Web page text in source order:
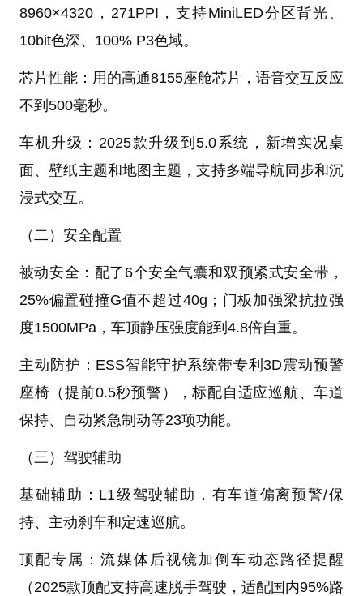
8960×4320，271PPI，支持MiniLED分区背光、
10bit色深、100% P3色域。
芯片性能：用的高通8155座舱芯片，语音交互反应
不到500毫秒。
车机升级：2025款升级到5.0系统，新增实况桌
面、壁纸主题和地图主题，支持多端导航同步和沉
浸式交互。
（二）安全配置
被动安全：配了6个安全气囊和双预紧式安全带，
25%偏置碰撞G值不超过40g；门板加强梁抗拉强
度1500MPa，车顶静压强度能到4.8倍自重。
主动防护：ESS智能守护系统带专利3D震动预警
座椅（提前0.5秒预警），标配自适应巡航、车道
保持、自动紧急制动等23项功能。
（三）驾驶辅助
基础辅助：L1级驾驶辅助，有车道偏离预警/保
持、主动刹车和定速巡航。
顶配专属：流媒体后视镜加倒车动态路径提醒
（2025款顶配支持高速脱手驾驶，适配国内95%路